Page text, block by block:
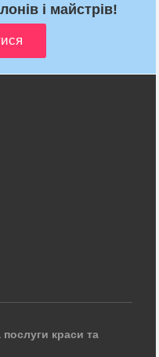
і майстрів!
краси та